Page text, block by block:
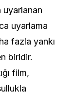
uyarlanan
uyarlama
fazla yankı
biridir.
film,